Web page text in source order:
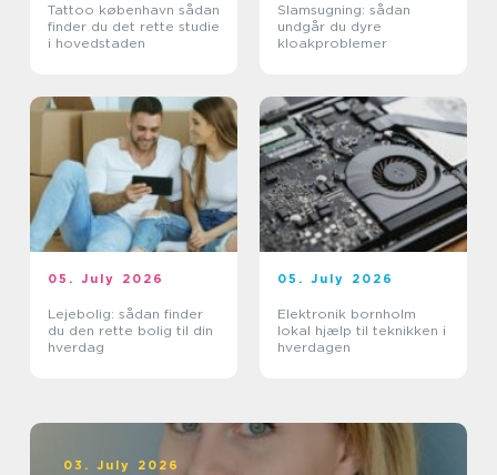
Tattoo københavn sådan
finder du det rette studie
i hovedstaden
Slamsugning: sådan
undgår du dyre
kloakproblemer
05. July 2026
Lejebolig: sådan finder
du den rette bolig til din
hverdag
05. July 2026
Elektronik bornholm
lokal hjælp til teknikken i
hverdagen
03. July 2026